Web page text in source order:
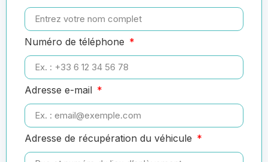
Numéro de téléphone
Adresse e-mail
Adresse de récupération du véhicule